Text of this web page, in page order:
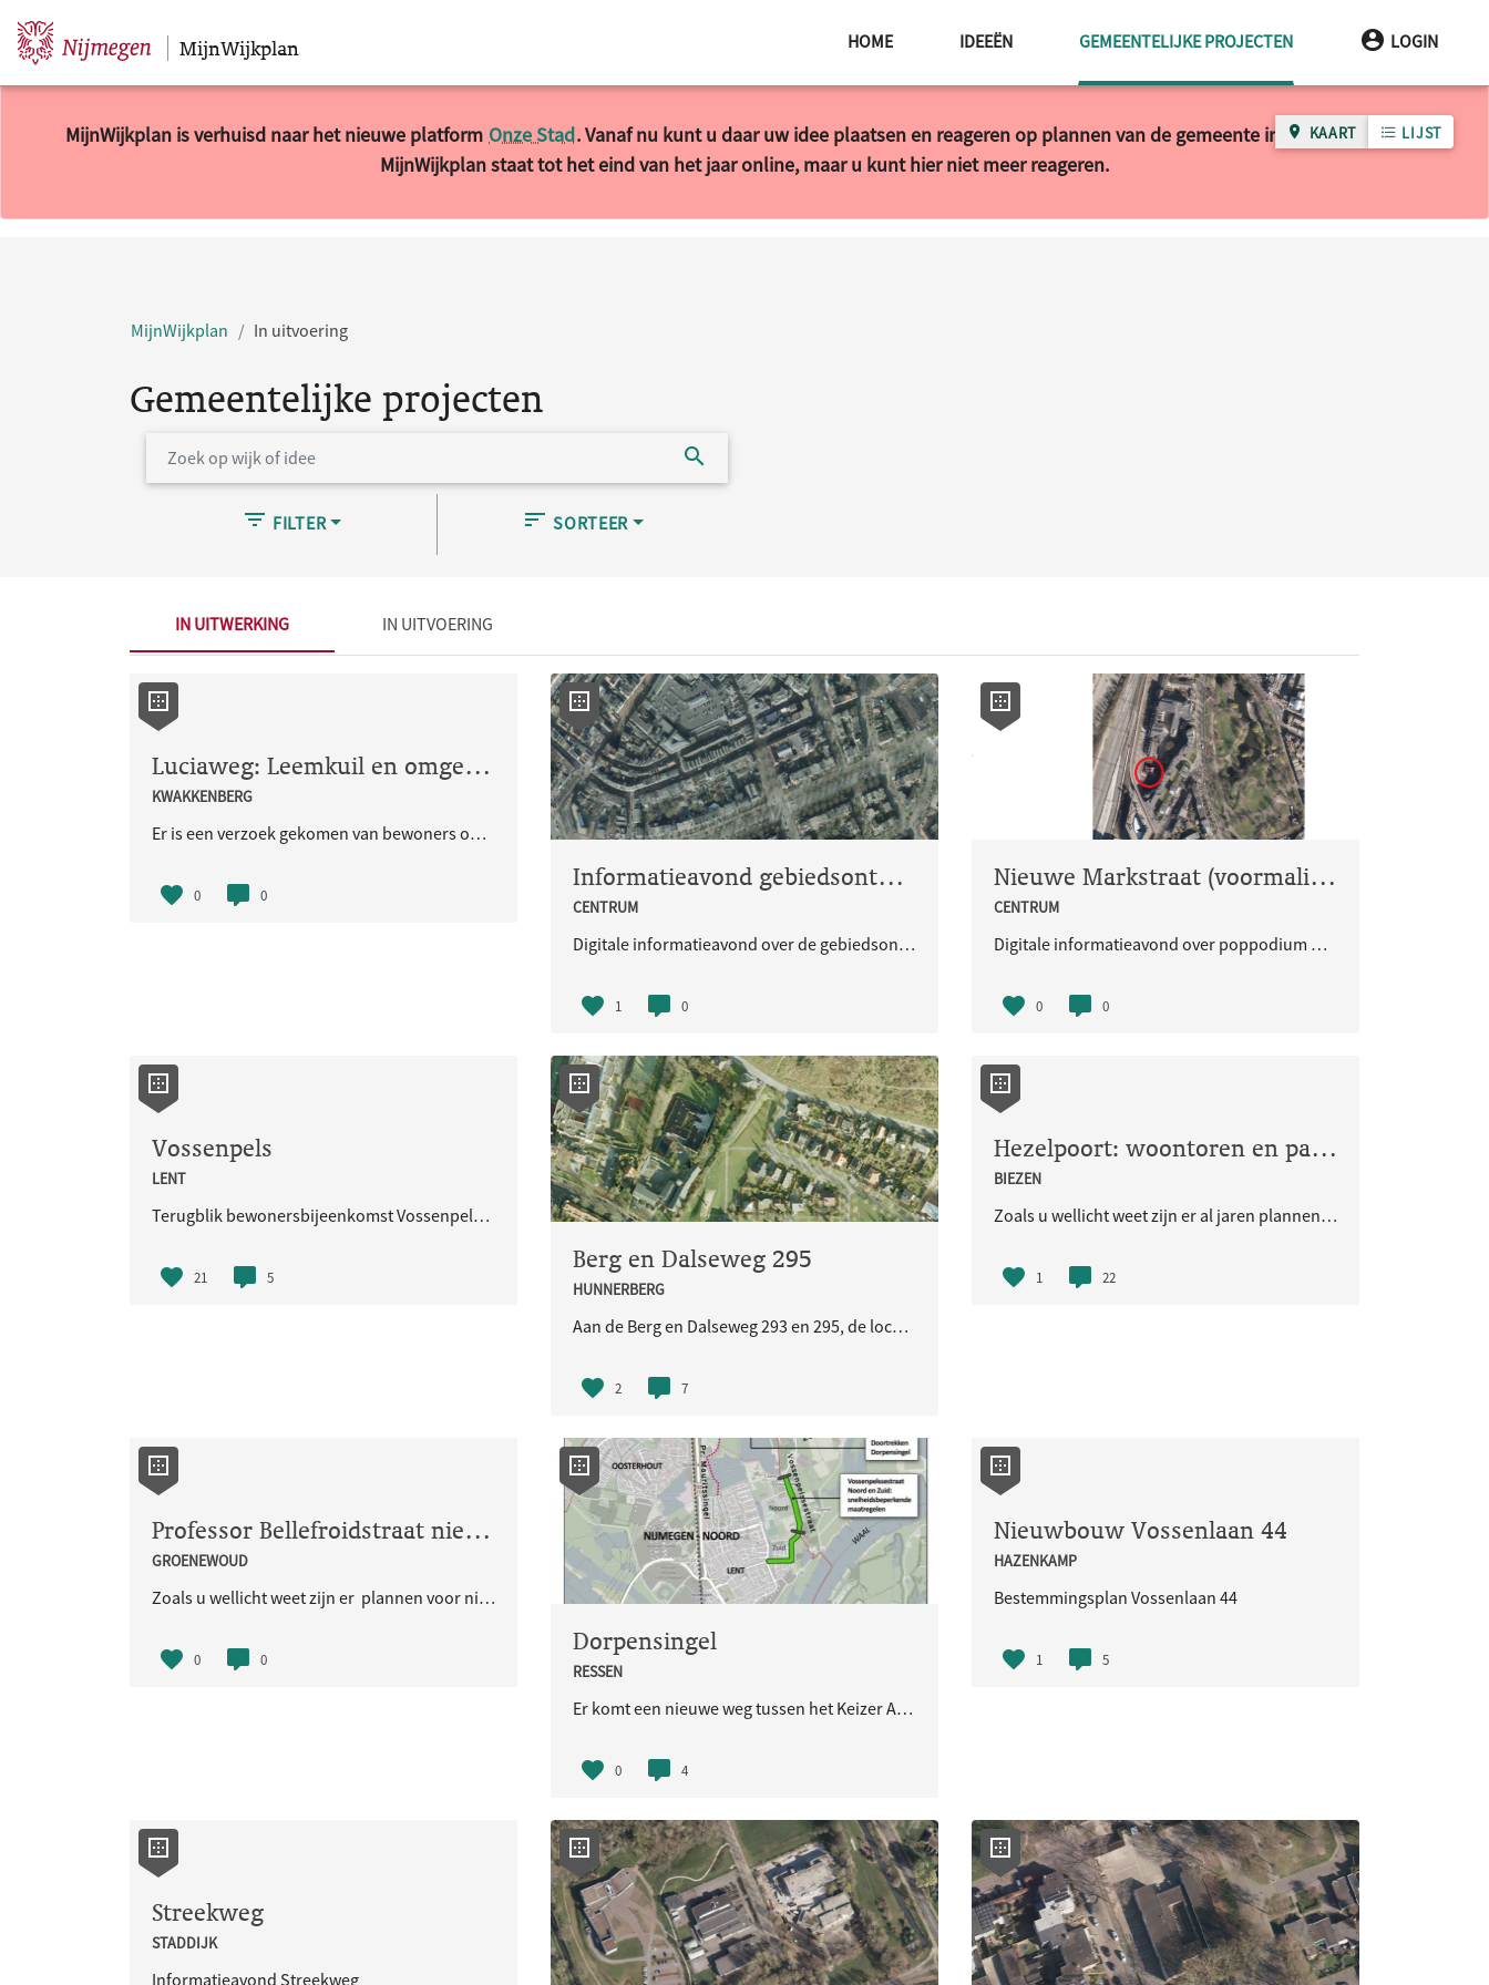
Sla navigatie over MijnWijkplan HOME IDEEËN GEMEENTELIJKE PROJECTENHUIDIGE PAGINALOGIN
MijnWijkplan is verhuisd naar het nieuwe platform Onze Stad. Vanaf nu kunt u daar uw idee plaatsen en reageren op plannen van de gemeente in uw wijk of buurt.
MijnWijkplan staat tot het eind van het jaar online, maar u kunt hier niet meer reageren.
KAART LIJST
MijnWijkplan In uitvoering
Gemeentelijke projecten
FILTER SORTEER
IN UITWERKING IN UITVOERING
Luciaweg: Leemkuil en omgeving: verzoek van bewoners om omgeving veiliger te maken
KWAKKENBERG
Er is een verzoek gekomen van bewoners om omgeving Leemkuil en Trekvogels (Luciaweg) veiliger te maken. In drukke tijden is het een chaos van auto's die her en der geparkeerd staan. Kunnen er eenvoudige parkeervoorzieningen worden aangebracht waardoor het parkeren netter en mi
0 0
Informatieavond gebiedsontwikkeling Vlaamskwartier
CENTRUM
Digitale informatieavond over de gebiedsontwikkeling Vlaamskwartier op donderdag 29 oktober 2020.
1 0
Nieuwe Markstraat (voormalig pomphuisje): informatie over realisatie poppodium Merleyn
CENTRUM
Digitale informatieavond over poppodium Merleyn.
0 0
Vossenpels
LENT
Terugblik bewonersbijeenkomst Vossenpels 24 maart 2026 De bewonersbijeenkomst op 24 maart werd goed bezocht. Er was een prettige en open sfeer, met veel betrokkenheid en waardevolle gesprekken. Er zijn diverse vragen gesteld over verkeer. O
21 5
Berg en Dalseweg 295
HUNNERBERG
Aan de Berg en Dalseweg 293 en 295, de locatie van de voormalige Montessorischool, gaat een herontwikkeling plaatsvinden. Wij informeren u graag over de plannen en het bijbehorende proces.
2 7
Hezelpoort: woontoren en parkeergarage
BIEZEN
Zoals u wellicht weet zijn er al jaren plannen om een parkeergarage en woontoren te bouwen bij de Hezelpoort.
1 22
Professor Bellefroidstraat nieuwbouw GGD
GROENEWOUD
Zoals u wellicht weet zijn er plannen voor nieuwbouw van de GGD aan de professor Bellefroidstraat. Begin 2020 zijn deze door de GGD aan de buurt gepresenteerd. Het bouwplan is nu zover gevorderd dat het vertaald is naar een ontwerpbestemmingsplan. Op 19
0 0
Dorpensingel
RESSEN
Er komt een nieuwe weg tussen het Keizer Augustusplein (de Ovatonde) en de Zandsestraat. De weg heeft als tijdelijke naam Dorpensingel-Oost.
0 4
Nieuwbouw Vossenlaan 44
HAZENKAMP
Bestemmingsplan Vossenlaan 44
1 5
Streekweg
STADDIJK
Informatieavond Streekweg